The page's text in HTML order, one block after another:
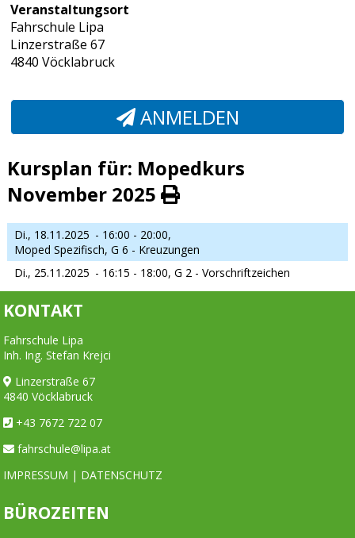
Veranstaltungsort
Fahrschule Lipa
Linzerstraße 67
4840 Vöcklabruck
ANMELDEN
Kursplan für: Mopedkurs
November 2025
Di., 18.11.2025 - 16:00 - 20:00,
Moped Spezifisch, G 6 - Kreuzungen
Di., 25.11.2025 - 16:15 - 18:00, G 2 - Vorschriftzeichen
KONTAKT
Fahrschule Lipa
Inh. Ing. Stefan Krejci
Linzerstraße 67
4840 Vöcklabruck
+43 7672 722 07
fahrschule@lipa.at
IMPRESSUM | DATENSCHUTZ
BÜROZEITEN